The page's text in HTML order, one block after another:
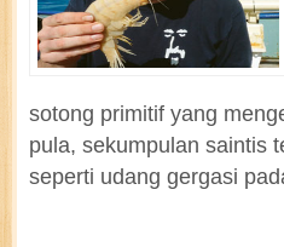
sotong primitif yang
pula, sekumpulan saintis
seperti udang gergasi